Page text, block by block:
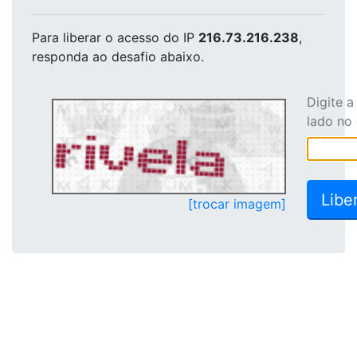
Para liberar o acesso do IP 216.73.216.238,
responda ao desafio abaixo.
[trocar imagem]
Digite
lado no